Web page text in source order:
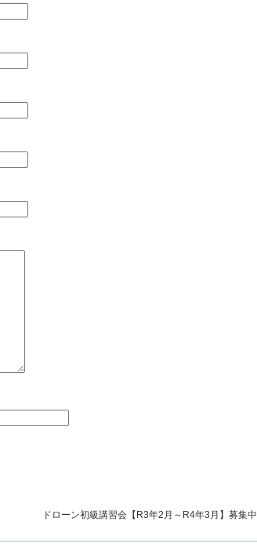
ドローン初級講習会【R3年2月～R4年3月】募集中